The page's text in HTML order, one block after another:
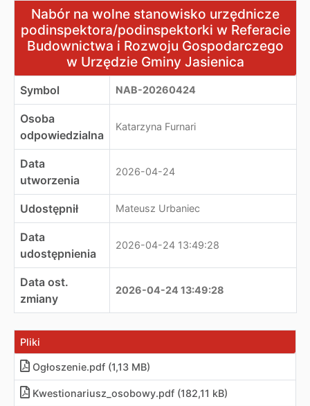
Nabór na wolne stanowisko urzędnicze
Nabór na wolne stanowisko urzędnicze
podinspektora/podinspektorki w Referacie
Budownictwa i Rozwoju Gospodarczego
w Urzędzie Gminy Jasienica
Symbol NAB-20260424
Osoba
odpowiedzialna
Katarzyna Furnari
Data
utworzenia
2026-04-24
Udostępnił Mateusz Urbaniec
Data
udostępnienia
2026-04-24 13:49:28
Data ost.
zmiany
2026-04-24 13:49:28
Pliki
Ogłoszenie.pdf (1,13 MB)
Kwestionariusz_osobowy.pdf (182,11 kB)